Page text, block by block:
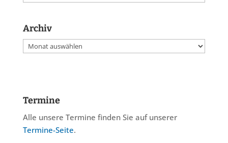
Archiv
Archiv
Termine
Alle unsere Termine finden Sie auf unserer
Termine-Seite.